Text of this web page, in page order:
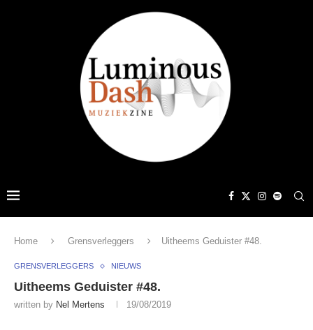
Home Grensverleggers Uitheems Geduister #48.
GRENSVERLEGGERS NIEUWS
Uitheems Geduister #48.
written by Nel Mertens 19/08/2019